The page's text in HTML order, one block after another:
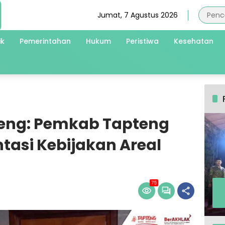
Jumat, 7 Agustus 2026
Pemerintahan Hukum Peristiwa Kesehatan
Pemkab Tapteng
Kebijakan Areal
75